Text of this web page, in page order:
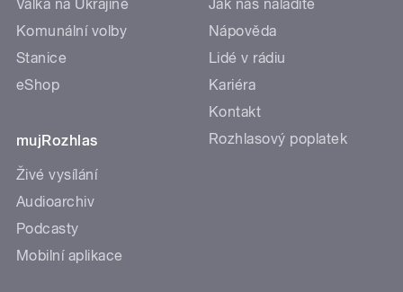
Válka na Ukrajině
Komunální volby
Stanice
eShop
mujRozhlas
Živé vysílání
Audioarchiv
Podcasty
Mobilní aplikace
Jak nás naladíte
Nápověda
Lidé v rádiu
Kariéra
Kontakt
Rozhlasový poplatek